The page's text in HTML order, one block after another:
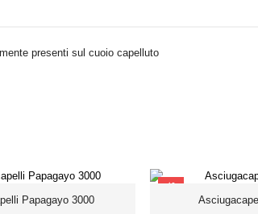
presenti sul cuoio capelluto
Papagayo 3000